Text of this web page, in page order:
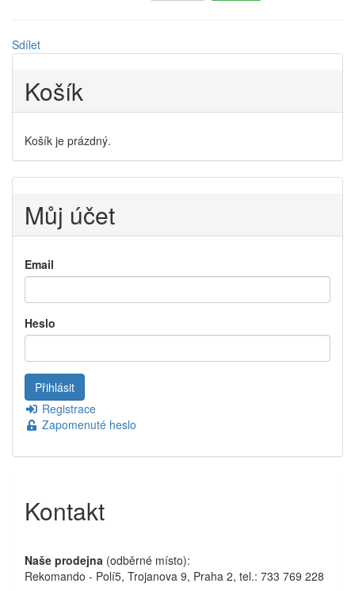
Sdílet
Košík
Košík je prázdný.
Můj účet
Email
Heslo
Registrace
Zapomenuté heslo
Kontakt
Naše prodejna (odběrné místo):
Rekomando - Polí5, Trojanova 9, Praha 2, tel.: 733 769 228